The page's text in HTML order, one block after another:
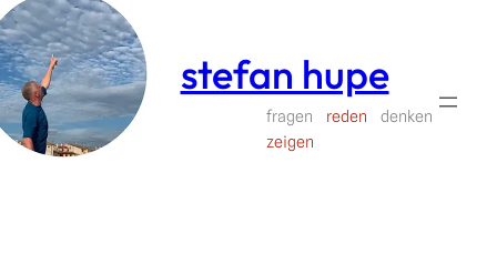
Zum
Inhalt
springen
stefan hupe
fragen reden
denken
zeigen